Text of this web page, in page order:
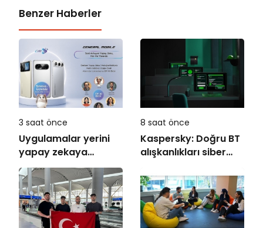
Benzer Haberler
3 saat önce
Uygulamalar yerini
yapay zekaya
bırakıyor
8 saat önce
Kaspersky: Doğru BT
alışkanlıkları siber
güçlendiriyor